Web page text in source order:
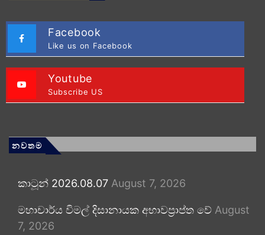
Facebook
Like us on Facebook
Youtube
Subscribe US
නවතම
කාටූන් 2026.08.07 August 7, 2026
මහාචාර්ය විමල් දිසානායක අභාවප්‍රාප්ත වේ August
7, 2026